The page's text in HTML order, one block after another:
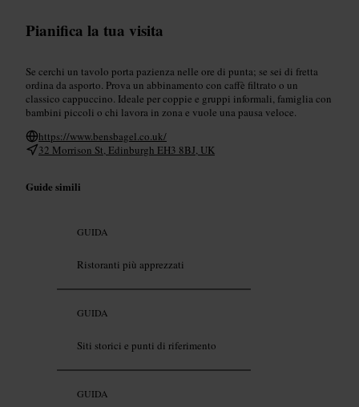
Pianifica la tua visita
Se cerchi un tavolo porta pazienza nelle ore di punta; se sei di fretta
ordina da asporto. Prova un abbinamento con caffè filtrato o un
classico cappuccino. Ideale per coppie e gruppi informali, famiglia con
bambini piccoli o chi lavora in zona e vuole una pausa veloce.
https://www.bensbagel.co.uk/
32 Morrison St, Edinburgh EH3 8BJ, UK
Guide simili
GUIDA
Ristoranti più apprezzati
GUIDA
Siti storici e punti di riferimento
GUIDA